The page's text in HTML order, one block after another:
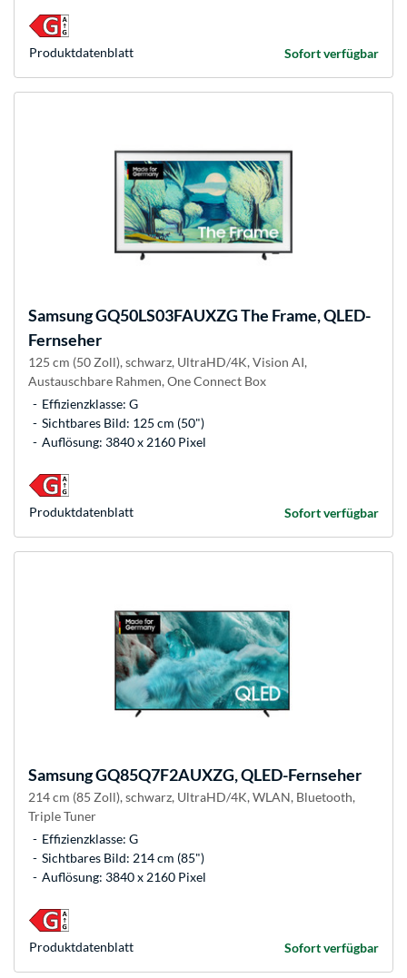
Sofort verfügbar
Produkt­datenblatt
SamsungGQ50LS03FAUXZG The Frame, QLED-
Fernseher
125 cm (50 Zoll), schwarz, UltraHD/4K, Vision AI,
Austauschbare Rahmen, One Connect Box
Effizienzklasse: G
Sichtbares Bild: 125 cm (50")
Auflösung: 3840 x 2160 Pixel
Sofort verfügbar
Produkt­datenblatt
SamsungGQ85Q7F2AUXZG, QLED-Fernseher
214 cm (85 Zoll), schwarz, UltraHD/4K, WLAN, Bluetooth,
Triple Tuner
Effizienzklasse: G
Sichtbares Bild: 214 cm (85")
Auflösung: 3840 x 2160 Pixel
Sofort verfügbar
Produkt­datenblatt